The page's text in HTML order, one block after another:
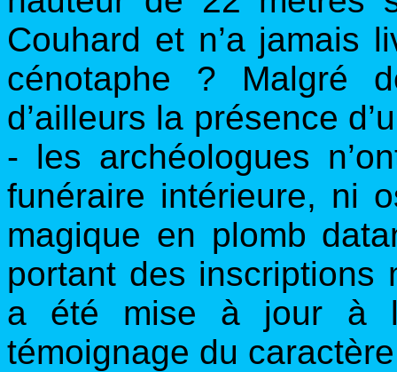
Couhard et n’a jamais
cénotaphe ? Malgré
d’ailleurs la présence
- les archéologues
funéraire intérieure, ni
magique en plomb
portant des inscriptions
a été mise à jour à
témoignage du